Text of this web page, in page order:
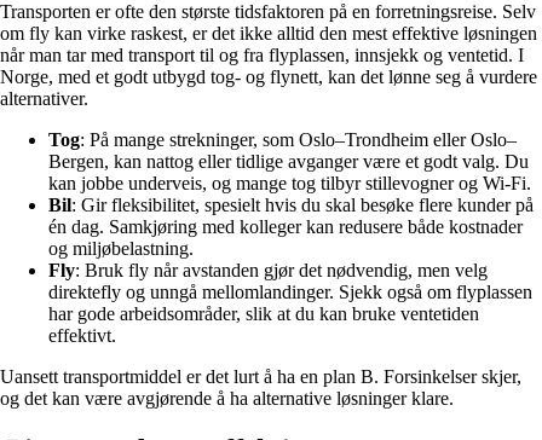
Transporten er ofte den største tidsfaktoren på en forretningsreise. Selv
om fly kan virke raskest, er det ikke alltid den mest effektive løsningen
når man tar med transport til og fra flyplassen, innsjekk og ventetid. I
Norge, med et godt utbygd tog- og flynett, kan det lønne seg å vurdere
alternativer.
Tog: På mange strekninger, som Oslo–Trondheim eller Oslo–
Bergen, kan nattog eller tidlige avganger være et godt valg. Du
kan jobbe underveis, og mange tog tilbyr stillevogner og Wi-Fi.
Bil: Gir fleksibilitet, spesielt hvis du skal besøke flere kunder på
én dag. Samkjøring med kolleger kan redusere både kostnader
og miljøbelastning.
Fly: Bruk fly når avstanden gjør det nødvendig, men velg
direktefly og unngå mellomlandinger. Sjekk også om flyplassen
har gode arbeidsområder, slik at du kan bruke ventetiden
effektivt.
Uansett transportmiddel er det lurt å ha en plan B. Forsinkelser skjer,
og det kan være avgjørende å ha alternative løsninger klare.